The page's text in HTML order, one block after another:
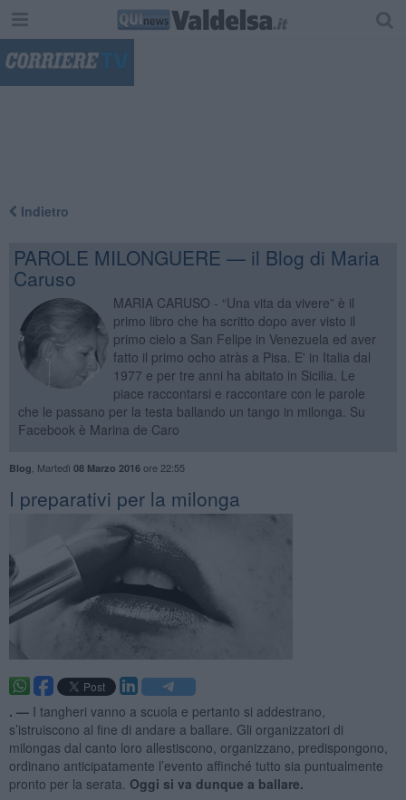
Indietro
PAROLE MILONGUERE — il Blog di Maria
Caruso
MARIA CARUSO - “Una vita da vivere” è il
primo libro che ha scritto dopo aver visto il
primo cielo a San Felipe in Venezuela ed aver
fatto il primo ocho atràs a Pisa. E' in Italia dal
1977 e per tre anni ha abitato in Sicilia. Le
piace raccontarsi e raccontare con le parole
che le passano per la testa ballando un tango in milonga. Su
Facebook è Marina de Caro
Blog Martedì 08 Marzo 2016ore 22:55
I preparativi per la milonga
. — I tangheri vanno a scuola e pertanto si addestrano,
s’istruiscono al fine di andare a ballare. Gli organizzatori di
milongas dal canto loro allestiscono, organizzano, predispongono,
ordinano anticipatamente l’evento affinché tutto sia puntualmente
pronto per la serata. Oggi si va dunque a ballare.